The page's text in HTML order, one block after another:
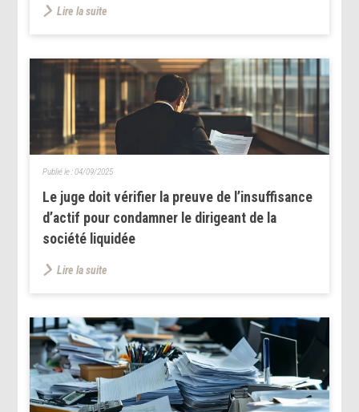
Lire la suite
Le juge doit vérifier la preuve de l’insuffisance
d’actif pour condamner le dirigeant de la
société liquidée
Publié le :04/09/2025
Lire la suite